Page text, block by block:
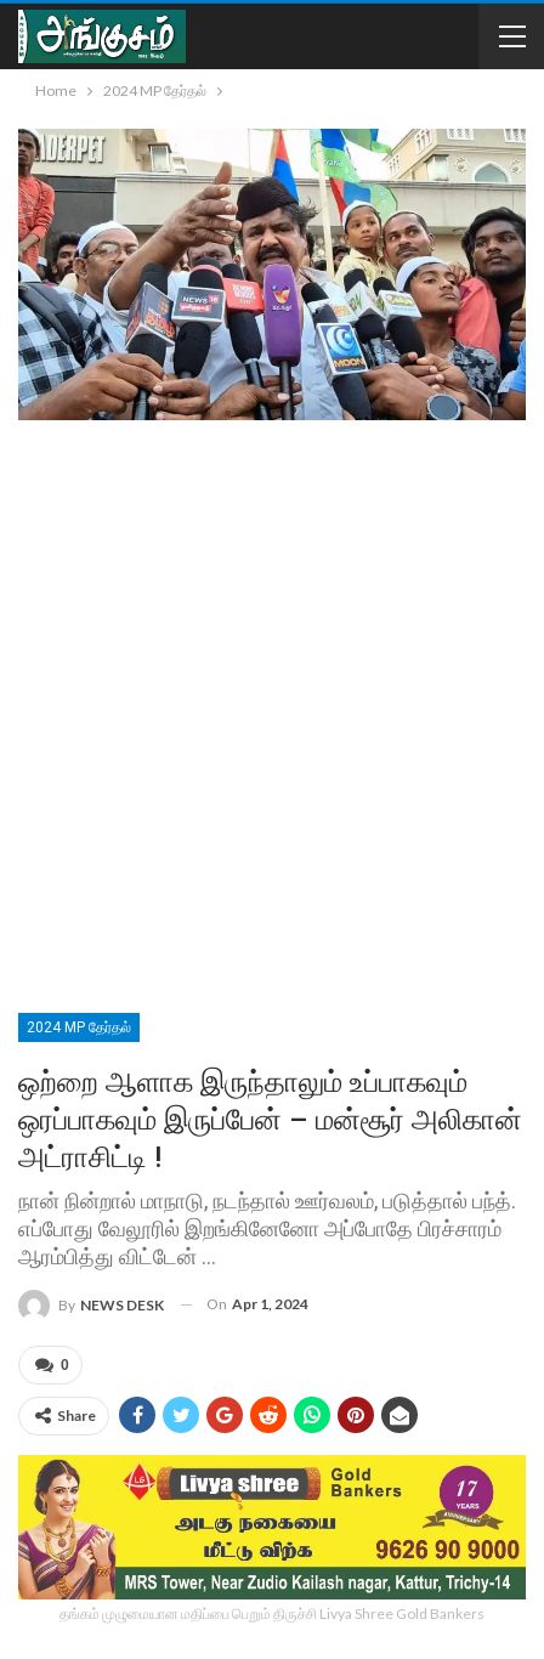
Home 2024 MP தேர்தல்
2024 MP தேர்தல்
ஒற்றை ஆளாக இருந்தாலும் உப்பாகவும்
ஒரப்பாகவும் இருப்பேன் – மன்சூர் அலிகான்
அட்ராசிட்டி !
நான் நின்றால் மாநாடு, நடந்தால் ஊர்வலம், படுத்தால் பந்த்.
எப்போது வேலூரில் இறங்கினேனோ அப்போதே பிரச்சாரம்
ஆரம்பித்து விட்டேன் ...
By NEWS DESK On Apr 1, 2024
0
Share
தங்கம் முழுமையான மதிப்பை பெறும் திருச்சி Livya Shree Gold Bankers